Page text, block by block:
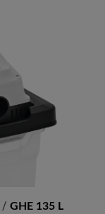
/ GHE 135 L